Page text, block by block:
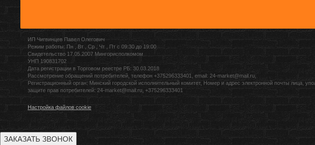
ИП Чигвинцев Павел Олегович
Режим работы: Пн , Вт , Ср , Чт , Пт c 09:30 до 19:00
Свидетельство 17.05.2007 Мингорисполкомом
УНП 190831702
Дата регистрации в Торговом реестре РБ: 30.03.2018
Рассмотрение обращений потребителей, телефон +375296333401, email: 24-market@mail.ru,
Регистрационный орган: Минский городской исполнительный комитет, Номер и адрес электронной почты лица,
защите прав потребителей: 24-market@mail.ru, +375296333401
Настройка файлов cookie
ЗАКАЗАТЬ ЗВОНОК